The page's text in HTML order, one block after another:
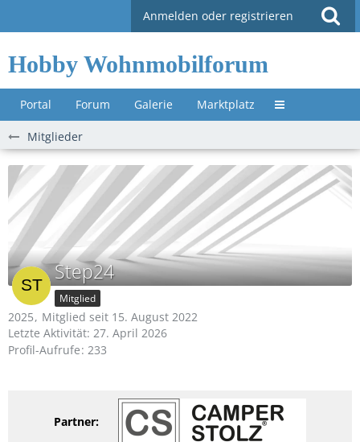
Anmelden oder registrieren
Hobby Wohnmobilforum
Portal Forum Galerie Marktplatz Untermenü »
Mitglieder
Step24
Mitglied
2025
Mitglied seit 15. August 2022
Letzte Aktivität: 27. April 2026
Profil-Aufrufe 233
Partner: